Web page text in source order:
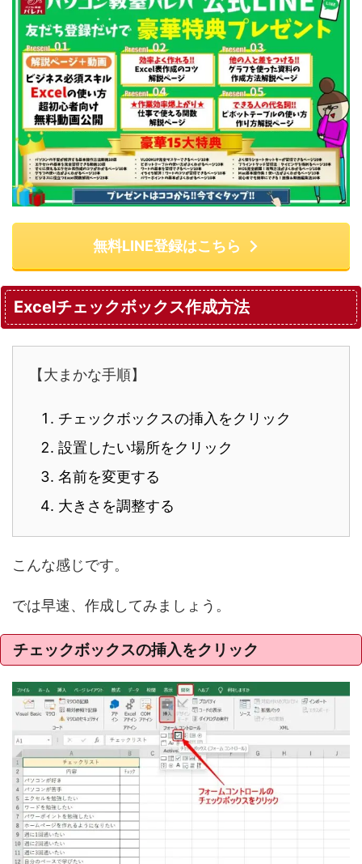
無料LINE登録はこちら
Excelチェックボックス作成方法
【大まかな手順】
チェックボックスの挿入をクリック
設置したい場所をクリック
名前を変更する
大きさを調整する
こんな感じです。
では早速、作成してみましょう。
チェックボックスの挿入をクリック